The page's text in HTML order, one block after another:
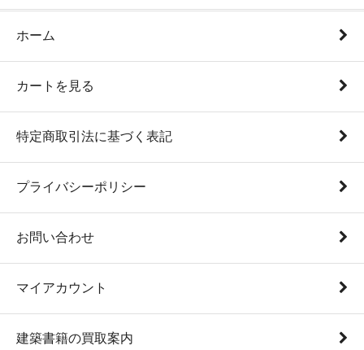
ホーム
カートを見る
特定商取引法に基づく表記
プライバシーポリシー
お問い合わせ
マイアカウント
建築書籍の買取案内